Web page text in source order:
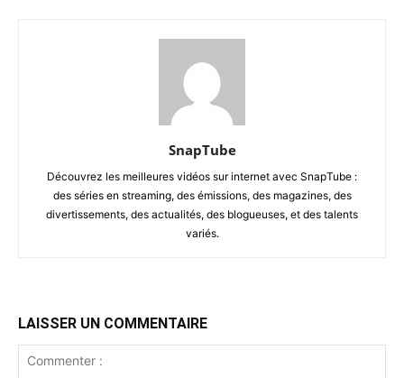
SnapTube
Découvrez les meilleures vidéos sur internet avec SnapTube :
des séries en streaming, des émissions, des magazines, des
divertissements, des actualités, des blogueuses, et des talents
variés.
LAISSER UN COMMENTAIRE